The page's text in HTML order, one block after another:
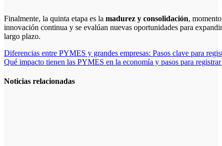
Finalmente, la quinta etapa es la madurez y consolidación,
innovación continua y se evalúan nuevas oportunidades para
largo plazo.
Navegación
de
entradas
Diferencias entre PYMES y grandes empresas: Pasos clave para
Qué impacto tienen las PYMES en la economía y pasos para
Noticias relacionadas